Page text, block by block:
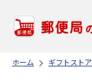
ホーム ギフトストア